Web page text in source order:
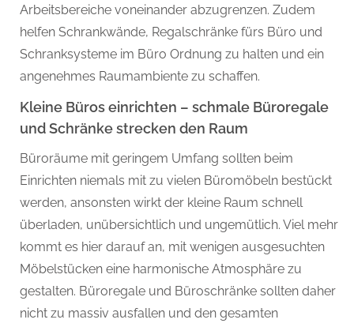
Arbeitsbereiche voneinander abzugrenzen. Zudem
helfen Schrankwände, Regalschränke fürs Büro und
Schranksysteme im Büro Ordnung zu halten und ein
angenehmes Raumambiente zu schaffen.
Kleine Büros einrichten – schmale Büroregale
und Schränke strecken den Raum
Büroräume mit geringem Umfang sollten beim
Einrichten niemals mit zu vielen Büromöbeln bestückt
werden, ansonsten wirkt der kleine Raum schnell
überladen, unübersichtlich und ungemütlich. Viel mehr
kommt es hier darauf an, mit wenigen ausgesuchten
Möbelstücken eine harmonische Atmosphäre zu
gestalten. Büroregale und Büroschränke sollten daher
nicht zu massiv ausfallen und den gesamten